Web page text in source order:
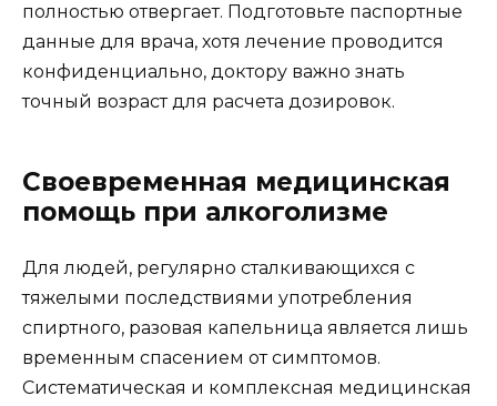
полностью отвергает. Подготовьте паспортные
данные для врача, хотя лечение проводится
конфиденциально, доктору важно знать
точный возраст для расчета дозировок.
Своевременная медицинская
помощь при алкоголизме
Для людей, регулярно сталкивающихся с
тяжелыми последствиями употребления
спиртного, разовая капельница является лишь
временным спасением от симптомов.
Систематическая и комплексная медицинская